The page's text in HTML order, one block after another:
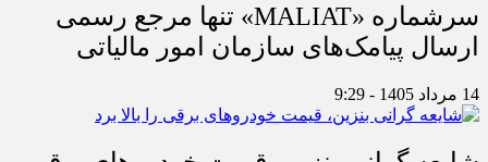
سرشماره «MALIAT» تنها مرجع رسمی
ارسال پیامک‌های سازمان امور مالیاتی
14 مرداد 1405 - 9:29